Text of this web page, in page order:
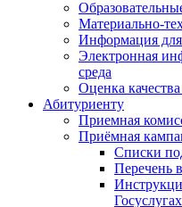
Материально-
Информация
Электронная
среда
Оценка
Абитуриенту
Приемная
Приёмная
Списки
Перечень
Госуслугах